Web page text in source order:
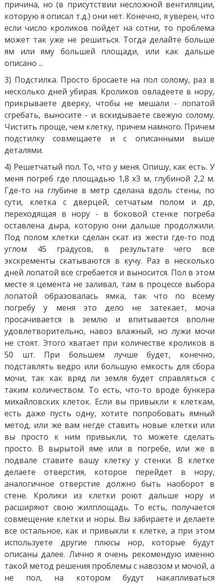
причина, но (в присутствии несложной вентиляции,
которую я описал т.д.) они нет. Конечно, я уверен, что
если число кроликов пойдет на сотни, то проблема
может так уже не решиться. Тогда делайте больше
ям или яму большей площади, или как дальше
описано ...
3) Подстилка. Просто бросаете на пол солому, раз в
несколько дней убирая. Кроликов овладеете в нору,
прикрываете дверку, чтобы не мешали - лопатой
сгребать, выносите - и вскидываете свежую солому.
Чистить проще, чем клетку, причем намного. Причем
подстилку совмещаете и с описанными выше
деталями.
4) Решетчатый пол. То, что у меня. Опишу, как есть. У
меня погреб где площадью 1,8 х3 м, глубиной 2,2 м.
Где-то на глубине в метр сделана вдоль стены, по
сути, клетка с дверцей, сетчатым полом и др,
переходящая в нору - в боковой стенке погреба
оставлена ​​дыра, которую они дальше продолжили.
Под полом клетки сделан скат из жести где-то под
углом 45 градусов, в результате чего все
экскременты скатываются в кучу. Раз в несколько
дней лопатой все сгребается и выносится. Пол в этом
месте я цемента не заливал, там в процессе выбора
лопатой образовалась ямка, так что по всему
погребу у меня это дело не затекает, моча
просачивается в землю и впитывается вполне
удовлетворительно, навоз влажный, но лужи мочи
не стоят. Этого хватает при количестве кроликов в
50 шт. При большем лучше будет, конечно,
подставлять ведро или большую емкость для сбора
мочи, так как вряд ли земля будет справляться с
таким количеством. То есть, что-то вроде бункера
михайловских клеток. Если вы привыкли к клеткам,
есть даже пусть одну, хотите попробовать ямный
метод, или же вам негде ставить новые клетки или
вы просто к ним привыкли, то можете сделать
просто. В вырытой яме или в погребе, или же в
подвале ставите вашу клетку у стенки. В клетке
делаете отверстия, которое перейдет в нору,
аналогичное отверстие должно быть наоборот в
стене. Кролики из клетки роют дальше нору и
расширяют свою жилплощадь. То есть, получается
совмещение клетки и норы. Вы забираете и делаете
все остальное, как и привыкли к клетке, а при этом
используете другие плюсы нор, которые будут
описаны далее. Лично я очень рекомендую именно
такой метод решения проблемы с навозом и мочой, а
не пол, на котором будут накапливаться